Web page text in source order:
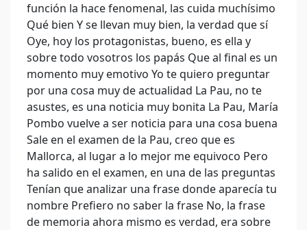
función la hace fenomenal, las cuida muchísimo
Qué bien Y se llevan muy bien, la verdad que sí
Oye, hoy los protagonistas, bueno, es ella y
sobre todo vosotros los papás Que al final es un
momento muy emotivo Yo te quiero preguntar
por una cosa muy de actualidad La Pau, no te
asustes, es una noticia muy bonita La Pau, María
Pombo vuelve a ser noticia para una cosa buena
Sale en el examen de la Pau, creo que es
Mallorca, al lugar a lo mejor me equivoco Pero
ha salido en el examen, en una de las preguntas
Tenían que analizar una frase donde aparecía tu
nombre Prefiero no saber la frase No, la frase
de memoria ahora mismo es verdad, era sobre